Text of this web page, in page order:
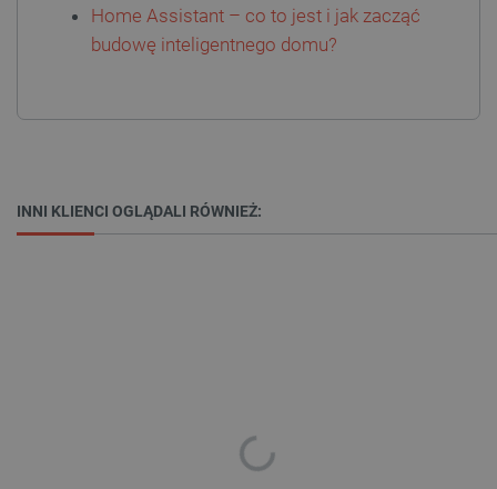
Home Assistant – co to jest i jak zacząć
budowę inteligentnego domu?
INNI KLIENCI OGLĄDALI RÓWNIEŻ: